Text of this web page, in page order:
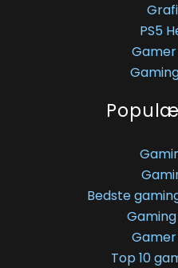
PS5
Bedste
Top 10